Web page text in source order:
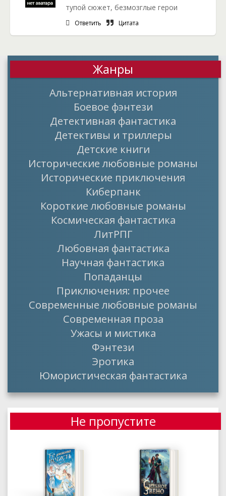
тупой сюжет, безмозглые герои
Ответить Цитата
Жанры
Альтернативная история
Боевое фэнтези
Детективная фантастика
Детективы и триллеры
Детские книги
Исторические любовные романы
Исторические приключения
Киберпанк
Короткие любовные романы
Космическая фантастика
ЛитРПГ
Любовная фантастика
Научная фантастика
Попаданцы
Приключения: прочее
Современные любовные романы
Современная проза
Ужасы и мистика
Фэнтези
Эротика
Юмористическая фантастика
Не пропустите